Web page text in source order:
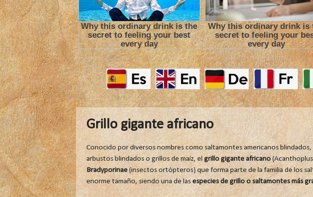
Grillo gigante africano
Conocido por diversos nombres como saltamontes americanos
arbustos blindados o grillos de maíz, elgrillo gigante africano(Acanthoplus
Bradyporinae(insectos ortópteros) que forma parte de la familia de los
enorme tamaño, siendo una de lasespecies de grillo o saltamontes más